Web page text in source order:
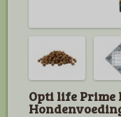
Opti life Prime